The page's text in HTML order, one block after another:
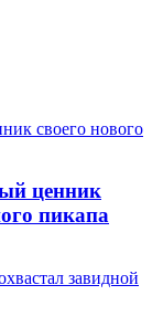
ценник
пикапа